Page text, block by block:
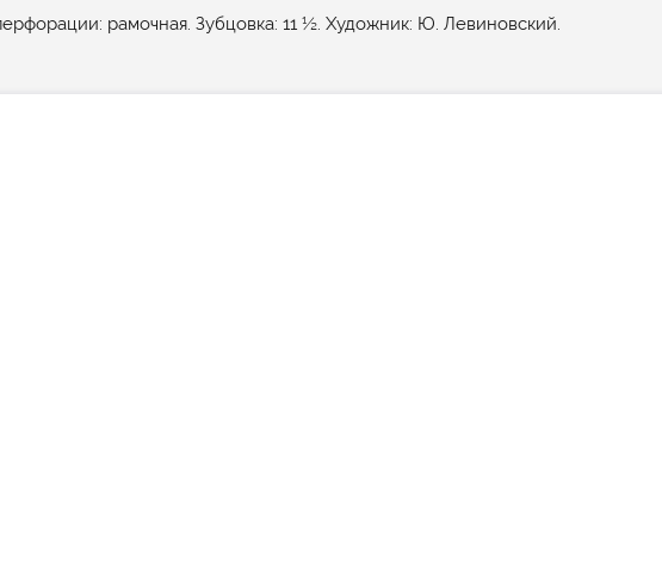
рамочная. Зубцовка: 11 ½. Художник: Ю. Левиновский.